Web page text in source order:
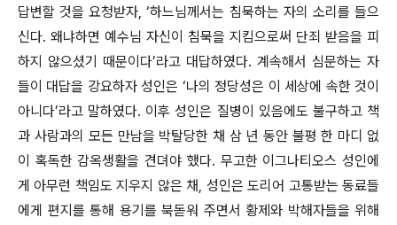
답변할 것을 요청받자, ‘하느님께서는 침묵하는 자의 소리를 들으
신다. 왜냐하면 예수님 자신이 침묵을 지킴으로써 단죄 받음을 피
하지 않으셨기 때문이다’라고 대답하였다. 계속해서 심문하는 자
들이 대답을 강요하자 성인은 ‘나의 정당성은 이 세상에 속한 것이
아니다’라고 말하였다. 이후 성인은 질병이 있음에도 불구하고 책
과 사람과의 모든 만남을 박탈당한 채 삼 년 동안 불평 한 마디 없
이 혹독한 감옥생활을 견뎌야 했다. 무고한 이그나티오스 성인에
게 아무런 책임도 지우지 않은 채, 성인은 도리어 고통받는 동료들
에게 편지를 통해 용기를 북돋워 주면서 황제와 박해자들을 위해